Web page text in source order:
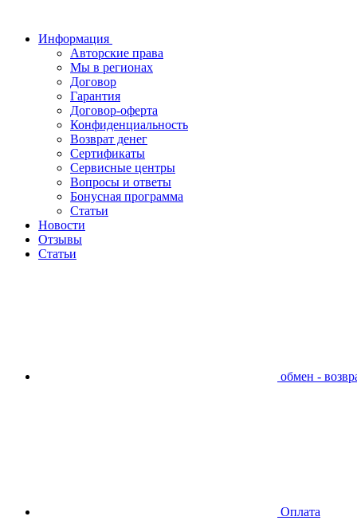
Информация
Авторские права
Мы в регионах
Договор
Гарантия
Договор-оферта
Конфиденциальность
Возврат денег
Сертификаты
Сервисные центры
Вопросы и ответы
Бонусная программа
Статьи
Новости
Отзывы
Статьи
обмен -
Оплата